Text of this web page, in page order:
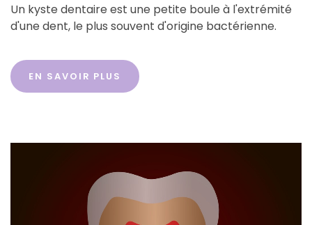
Un kyste dentaire est une petite boule à l'extrémité
d'une dent, le plus souvent d'origine bactérienne.
EN SAVOIR PLUS